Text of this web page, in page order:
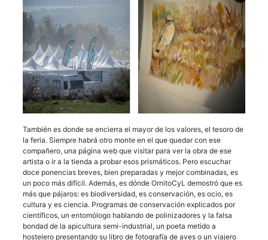
También es donde se encierra el mayor de los valores, el tesoro de
la feria. Siempre habrá otro monte en el que quedar con ese
compañero, una página web que visitar para ver la obra de ese
artista o ir a la tienda a probar esos prismáticos. Pero escuchar
doce ponencias breves, bien preparadas y mejor combinadas, es
un poco más difícil. Además, es dónde OrnitoCyL demostró que es
más que pájaros: es biodiversidad, es conservación, es ocio, es
cultura y es ciencia. Programas de conservación explicados por
científicos, un entomólogo hablando de polinizadores y la falsa
bondad de la apicultura semi-industrial, un poeta metido a
hostelero presentando su libro de fotografía de aves o un viajero